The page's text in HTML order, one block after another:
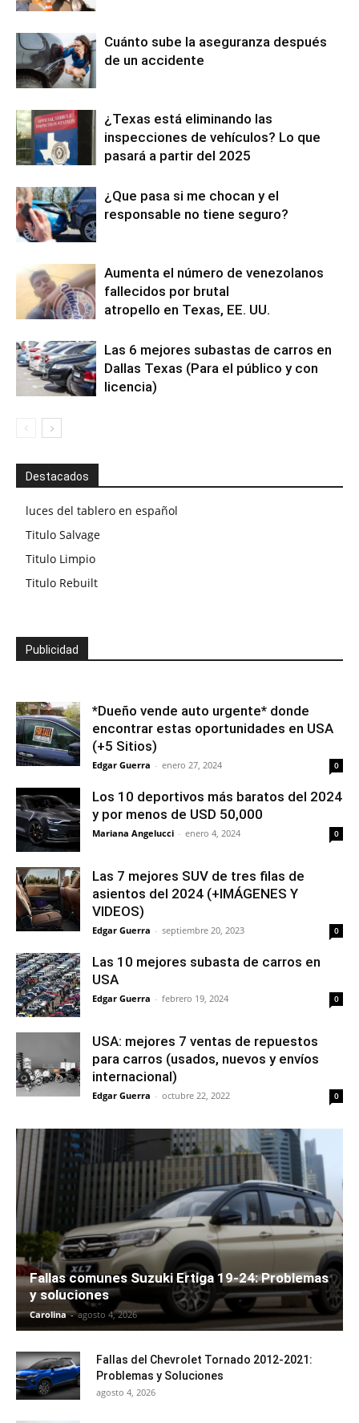
Cuánto sube la aseguranza después
de un accidente
¿Texas está eliminando las
inspecciones de vehículos? Lo que
pasará a partir del 2025
¿Que pasa si me chocan y el
responsable no tiene seguro?
Aumenta el número de venezolanos
fallecidos por brutal
atropello en Texas, EE. UU.
Las 6 mejores subastas de carros en
Dallas Texas (Para el público y con
licencia)
Destacados
luces del tablero en español
Titulo Salvage
Titulo Limpio
Titulo Rebuilt
Publicidad
*Dueño vende auto urgente* donde
encontrar estas oportunidades en USA
(+5 Sitios)
Edgar Guerra - enero 27, 2024 0
Los 10 deportivos más baratos del 2024
y por menos de USD 50,000
Mariana Angelucci - enero 4, 2024 0
Las 7 mejores SUV de tres filas de
asientos del 2024 (+IMÁGENES Y
VIDEOS)
Edgar Guerra - septiembre 20, 2023 0
Las 10 mejores subasta de carros en
USA
Edgar Guerra - febrero 19, 2024 0
USA: mejores 7 ventas de repuestos
para carros (usados, nuevos y envíos
internacional)
Edgar Guerra - octubre 22, 2022 0
Fallas comunes Suzuki Ertiga 19-24: Problemas
y soluciones
Carolina - agosto 4, 2026
Fallas del Chevrolet Tornado 2012-2021:
Problemas y Soluciones
agosto 4, 2026